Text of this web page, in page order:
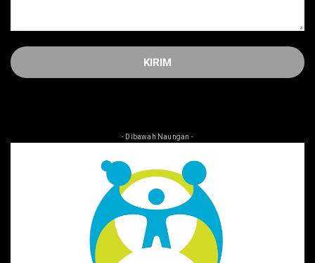
- Dibawah Naungan -